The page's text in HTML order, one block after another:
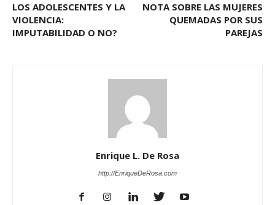
LOS ADOLESCENTES Y LA
VIOLENCIA:
IMPUTABILIDAD O NO?
NOTA SOBRE LAS MUJERES
QUEMADAS POR SUS
PAREJAS
Enrique L. De Rosa
http://EnriqueDeRosa.com